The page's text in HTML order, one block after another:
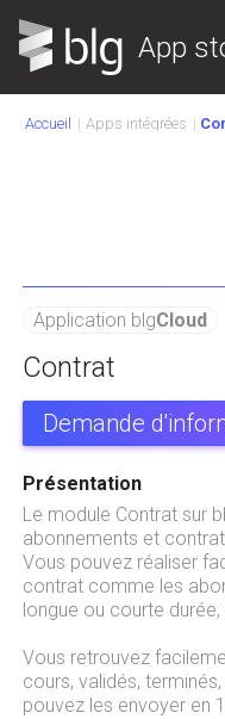
App
Accueil Apps intégrées
Application blgCloud
Contrat
Demande
Présentation
Le module Contrat sur
abonnements et
Vous pouvez réaliser
contrat comme les
longue ou courte
Vous retrouvez
cours, validés,
pouvez les envoyer en